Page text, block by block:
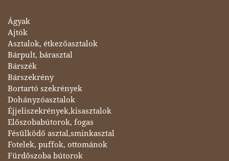
Ágyak
Ajtók
Asztalok, étkezőasztalok
Bárpult, bárasztal
Bárszék
Bárszekrény
Bortartó szekrények
Dohányzóasztalok
Éjjeliszekrények,kisasztalok
Előszobabútorok, fogas
Fésülködő asztal,sminkasztal
Fotelek, puffok, ottománok
Fürdőszoba bútorok